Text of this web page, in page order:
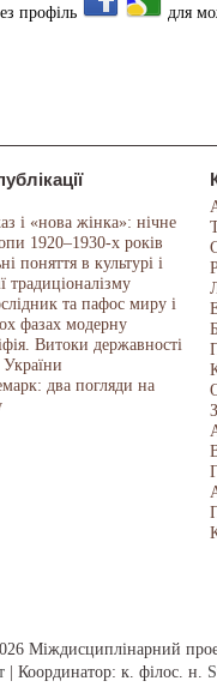
профіль для
і «нова жінка»: нічне
1920–1930-х років
поняття в культурі і
традиціоналізму
та пафос миру і
фазах модерну
Витоки державності
України
два погляди на
Міждисциплінарний
| Координатор: к. філос. н.